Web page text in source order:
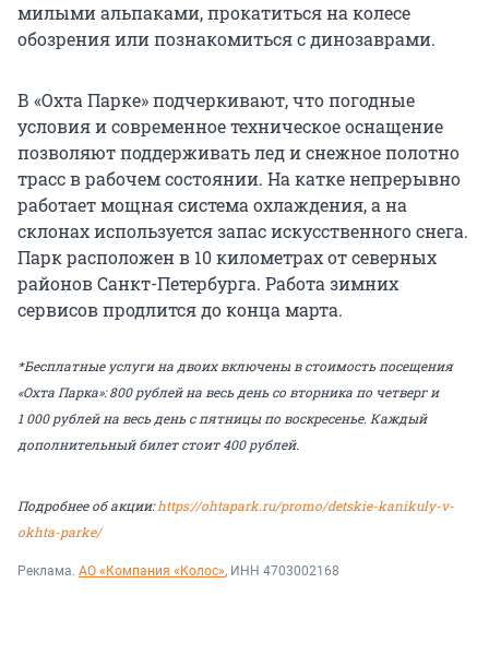
милыми альпаками, прокатиться на колесе
обозрения или познакомиться с динозаврами.
В «Охта Парке» подчеркивают, что погодные
условия и современное техническое оснащение
позволяют поддерживать лед и снежное полотно
трасс в рабочем состоянии. На катке непрерывно
работает мощная система охлаждения, а на
склонах используется запас искусственного снега.
Парк расположен в 10 километрах от северных
районов Санкт-Петербурга. Работа зимних
сервисов продлится до конца марта.
*Бесплатные услуги на двоих включены в стоимость посещения
«Охта Парка»: 800 рублей на весь день со вторника по четверг и
1 000 рублей на весь день с пятницы по воскресенье. Каждый
дополнительный билет стоит 400 рублей.
Подробнее об акции:https://ohtapark.ru/promo/detskie-kanikuly-v-
okhta-parke/
Реклама. АО «Компания «Колос», ИНН 4703002168